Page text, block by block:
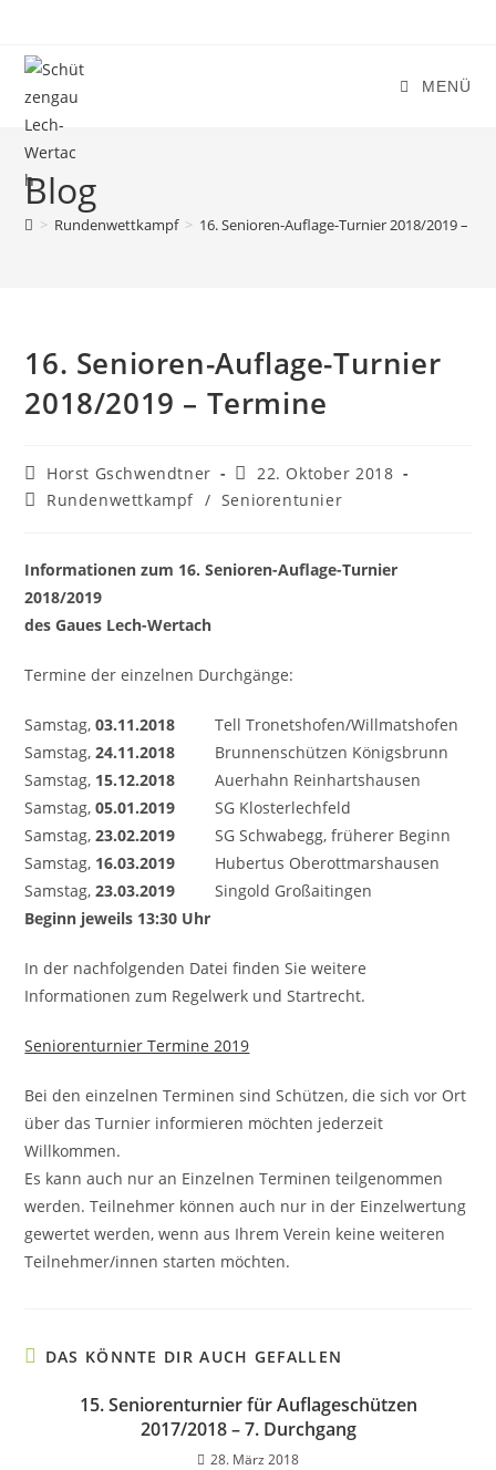
springen
MENÜ
Blog
> Rundenwettkampf > 16. Senioren-Auflage-Turnier 2018/2019 –
16. Senioren-Auflage-Turnier
2018/2019 – Termine
Beitrags-
Autor:
Horst Gschwendtner
Beitrag
veröffentlicht:
22. Oktober 2018
Beitrags-
Rundenwettkampf / Seniorentunier
Informationen zum 16. Senioren-Auflage-Turnier
2018/2019
des Gaues Lech-Wertach
Termine der einzelnen Durchgänge:
Samstag,03.11.2018 Tell Tronetshofen/Willmatshofen
Samstag,24.11.2018 Brunnenschützen Königsbrunn
Samstag, 15.12.2018 Auerhahn Reinhartshausen
Samstag,05.01.2019 SG Klosterlechfeld
Samstag,23.02.2019 SG Schwabegg, früherer Beginn
Samstag, 16.03.2019 Hubertus Oberottmarshausen
Samstag,23.03.2019 Singold Großaitingen
Beginn jeweils 13:30 Uhr
In der nachfolgenden Datei finden Sie weitere
Informationen zum Regelwerk und Startrecht.
Seniorenturnier Termine 2019
Bei den einzelnen Terminen sind Schützen, die sich vor Ort
über das Turnier informieren möchten jederzeit
Willkommen.
Es kann auch nur an Einzelnen Terminen teilgenommen
werden. Teilnehmer können auch nur in der Einzelwertung
gewertet werden, wenn aus Ihrem Verein keine weiteren
Teilnehmer/innen starten möchten.
DAS KÖNNTE DIR AUCH GEFALLEN
15. Seniorenturnier für Auflageschützen
2017/2018 – 7. Durchgang
28. März 2018